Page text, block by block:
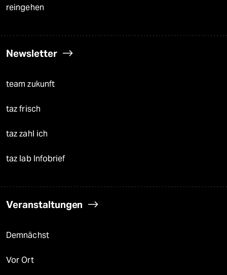
reingehen
Newsletter
team zukunft
taz frisch
taz zahl ich
taz lab Infobrief
Veranstaltungen
Demnächst
Vor Ort